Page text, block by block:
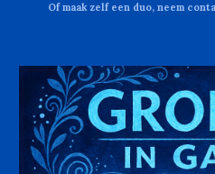
Of maak zelf een duo, neem